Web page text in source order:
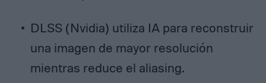
DLSS (Nvidia) utiliza IA para reconstruir
una imagen de mayor resolución
mientras reduce el aliasing.